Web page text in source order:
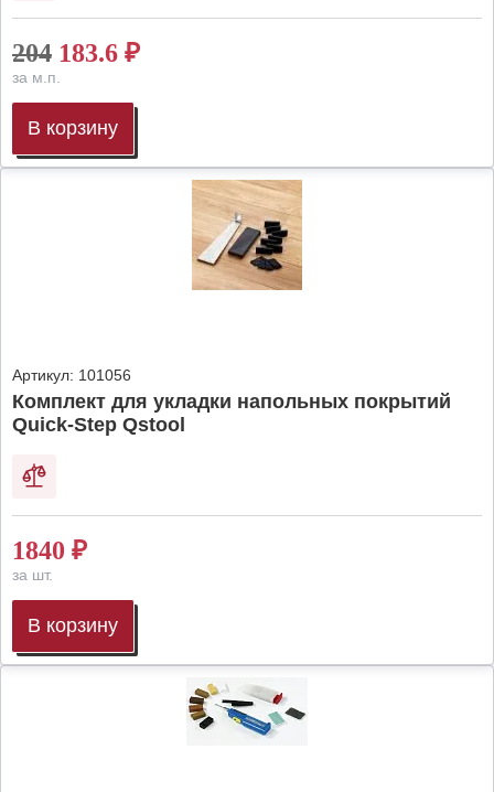
204 183.6 ₽
за м.п.
В корзину
Артикул: 101056
Комплект для укладки напольных покрытий
Quick-Step Qstool
1840 ₽
за шт.
В корзину